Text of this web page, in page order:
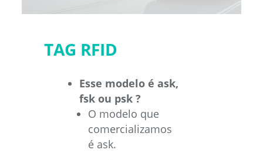
TAG RFID
Esse modelo é ask,
fsk ou psk ?
O modelo que
comercializamos
é ask.